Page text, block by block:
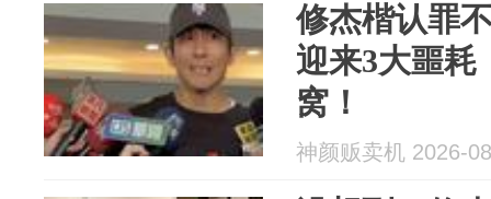
修杰楷认罪
迎来3大噩耗
窝！
神颜贩卖机 2026-